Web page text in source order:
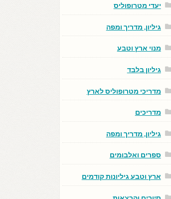
יעדי מטרופוליס
גיליון, מדריך ומפה
מנוי ארץ וטבע
גיליון בלבד
מדריכי מטרופוליס לארץ
מדריכים
גיליון, מדריך ומפה
ספרים ואלבומים
ארץ וטבע גיליונות קודמים